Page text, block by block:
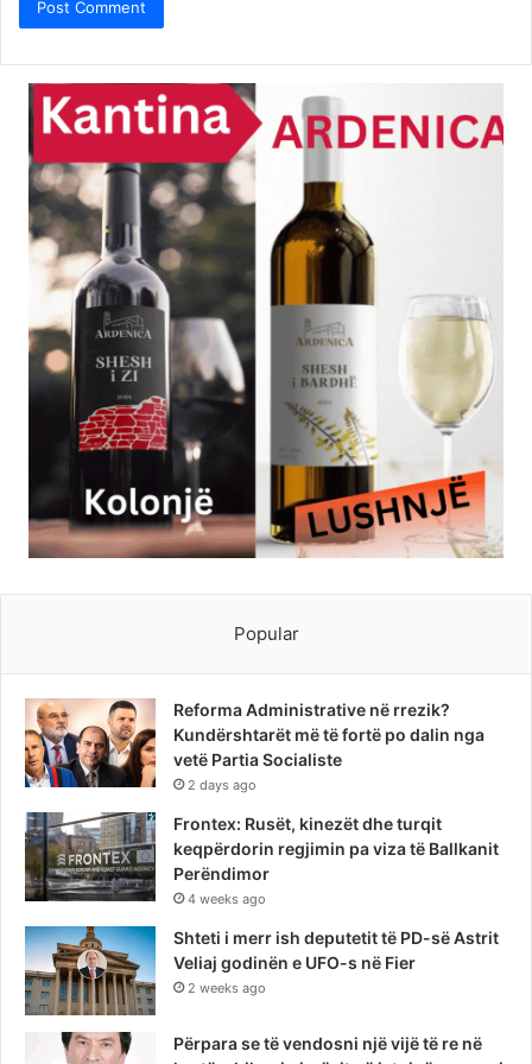
Popular
Reforma Administrative në rrezik?
Kundërshtarët më të fortë po dalin nga
vetë Partia Socialiste
2 days ago
Frontex: Rusët, kinezët dhe turqit
keqpërdorin regjimin pa viza të Ballkanit
Perëndimor
4 weeks ago
Shteti i merr ish deputetit të PD-së Astrit
Veliaj godinën e UFO-s në Fier
2 weeks ago
Përpara se të vendosni një vijë të re në